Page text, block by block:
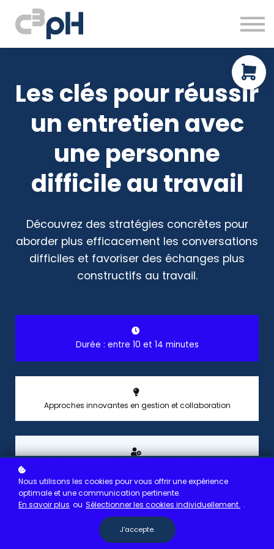
Ressources gratuites
Prendre rendez-vous
Les clés pour réussir
un entretien avec
une personne
difficile au travail
Découvrez des stratégies concrètes pour
aborder plus efficacement les conversations
difficiles et favoriser des échanges plus
constructifs au travail.
Durée : entre 10 et 14 minutes
Approches innovantes en gestion et collaboration
Développez une approche plus consciente du
travail
Nous utilisons les cookies pour vous offrir une expérience
optimale et une communication pertinente.
En savoir plus ou Sélectionner les cookies individuellement. .
J'accepte.